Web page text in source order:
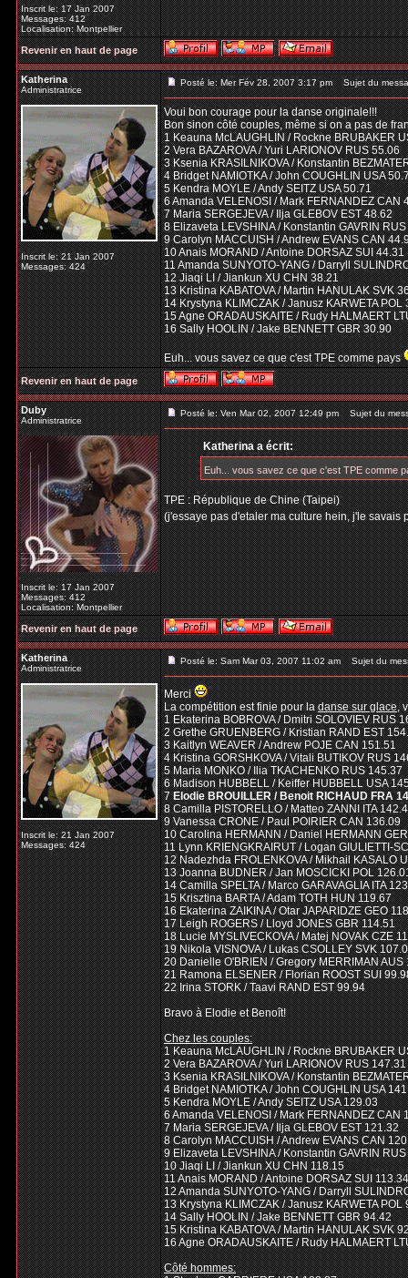
Inscrit le: 17 Jan 2007
Messages: 412
Localisation: Montpellier
Revenir en haut de page
Katherina
Administratrice
Inscrit le: 21 Jan 2007
Messages: 424
Posté le: Mer Fév 28, 2007 3:17 pm Sujet du
Voui bon courage pour la danse originale!!!
Bon sinon côté couples, même si on a pas de
1 Keauna McLAUGHLIN / Rockne BRUBAKER
2 Vera BAZAROVA / Yuri LARIONOV RUS 55.06
3 Ksenia KRASILNIKOVA / Konstantin
4 Bridget NAMIOTKA / John COUGHLIN USA
5 Kendra MOYLE / Andy SEITZ USA 50.71
6 Amanda VELENOSI / Mark FERNANDEZ CAN
7 Maria SERGEJEVA / Ilja GLEBOV EST 48.62
8 Elizaveta LEVSHINA / Konstantin GAVRIN
9 Carolyn MACCUISH / Andrew EVANS CAN
10 Anais MORAND / Antoine DORSAZ SUI 44.31
11 Amanda SUNYOTO-YANG / Darryll
12 Jiaqi LI / Jiankun XU CHN 38.21
13 Kristina KABATOVA / Martin HANULAK SVK
14 Krystyna KLIMCZAK / Janusz KARWETA POL
15 Agne ORADAUSKAITE / Rudy HALMAERT
16 Sally HOOLIN / Jake BENNETT GBR 30.90
Euh... vous savez ce que c'est TPE comme pays
Revenir en haut de page
Duby
Administratrice
Inscrit le: 17 Jan 2007
Messages: 412
Localisation: Montpellier
Posté le: Ven Mar 02, 2007 12:49 pm Sujet du
Katherina a écrit:
Euh... vous savez ce que c'est TPE comme
TPE : République de Chine (Taipei)
(j'essaye pas d'etaler ma culture hein, j'le
Revenir en haut de page
Katherina
Administratrice
Inscrit le: 21 Jan 2007
Messages: 424
Posté le: Sam Mar 03, 2007 11:02 am Sujet du
Merci
La compétition est finie pour ladanse sur glace,
1 Ekaterina BOBROVA / Dmitri SOLOVIEV RUS
2 Grethe GRUENBERG / Kristian RAND EST
3 Kaitlyn WEAVER / Andrew POJE CAN 151.51
4 Kristina GORSHKOVA / Vitali BUTIKOV RUS
5 Maria MONKO / Ilia TKACHENKO RUS 145.37
6 Madison HUBBELL / Keiffer HUBBELL USA
7Elodie BROUILLER / Benoit RICHAUD FRA
8 Camilla PISTORELLO / Matteo ZANNI ITA
9 Vanessa CRONE / Paul POIRIER CAN 136.09
10 Carolina HERMANN / Daniel HERMANN
11 Lynn KRIENGKRAIRUT / Logan GIULIETTI-
12 Nadezhda FROLENKOVA / Mikhail KASALO
13 Joanna BUDNER / Jan MOSCICKI POL
14 Camilla SPELTA / Marco GARAVAGLIA ITA
15 Krisztina BARTA / Adam TOTH HUN 119.67
16 Ekaterina ZAIKINA / Otar JAPARIDZE GEO
17 Leigh ROGERS / Lloyd JONES GBR 114.51
18 Lucie MYSLIVECKOVA / Matej NOVAK CZE
19 Nikola VISNOVA / Lukas CSOLLEY SVK
20 Danielle O'BRIEN / Gregory MERRIMAN AUS
21 Ramona ELSENER / Florian ROOST SUI
22 Irina STORK / Taavi RAND EST 99.94
Bravo à Elodie et Benoît!
Chez les couples:
1 Keauna McLAUGHLIN / Rockne BRUBAKER
2 Vera BAZAROVA / Yuri LARIONOV RUS 147.31
3 Ksenia KRASILNIKOVA / Konstantin
4 Bridget NAMIOTKA / John COUGHLIN USA
5 Kendra MOYLE / Andy SEITZ USA 129.03
6 Amanda VELENOSI / Mark FERNANDEZ CAN
7 Maria SERGEJEVA / Ilja GLEBOV EST 121.32
8 Carolyn MACCUISH / Andrew EVANS CAN
9 Elizaveta LEVSHINA / Konstantin GAVRIN
10 Jiaqi LI / Jiankun XU CHN 118.15
11 Anais MORAND / Antoine DORSAZ SUI 113.34
12 Amanda SUNYOTO-YANG / Darryll
13 Krystyna KLIMCZAK / Janusz KARWETA POL
14 Sally HOOLIN / Jake BENNETT GBR 94.42
15 Kristina KABATOVA / Martin HANULAK SVK
16 Agne ORADAUSKAITE / Rudy HALMAERT
Côté hommes: